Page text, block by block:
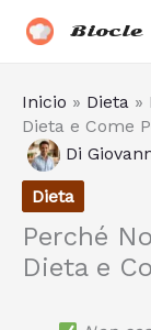
Biocle
Inicio » Dieta »
Dieta e Come
Di
Dieta
Perché
Dieta e